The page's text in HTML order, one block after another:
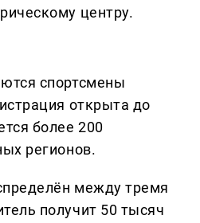
центру.
спортсмены
открыта до
более 200
регионов.
между тремя
получит 50 тысяч